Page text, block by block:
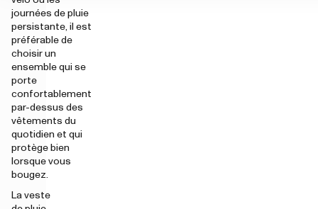
journées de pluie
persistante, il est
préférable de
choisir un
ensemble qui se
porte
confortablement
par-dessus des
vêtements du
quotidien et qui
protège bien
lorsque vous
bougez.
La veste